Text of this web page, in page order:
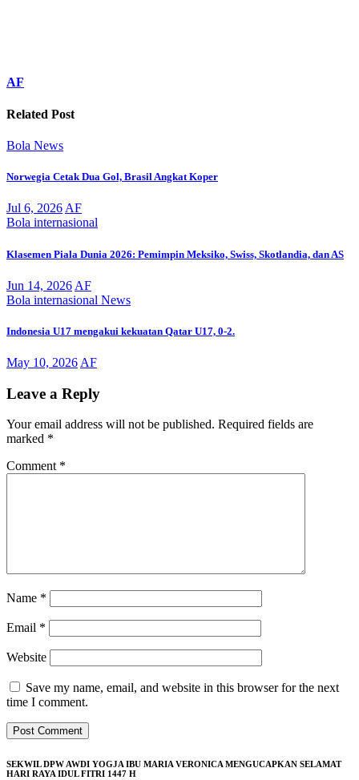
AF
Related Post
Bola News
Norwegia Cetak Dua Gol, Brasil Angkat Koper
Jul 6, 2026 AF
Bola internasional
Klasemen Piala Dunia 2026: Pemimpin Meksiko, Swiss, Skotlandia, dan AS
Jun 14, 2026 AF
Bola internasional News
Indonesia U17 mengakui kekuatan Qatar U17, 0-2.
May 10, 2026 AF
Leave a Reply
Your email address will not be published. Required fields are
marked *
Comment *
Name *
Email *
Website
Save my name, email, and website in this browser for the next
time I comment.
SEKWIL DPW AWDI YOGJA IBU MARIA VERONICA MENGUCAPKAN SELAMAT
HARI RAYA IDUL FITRI 1447 H